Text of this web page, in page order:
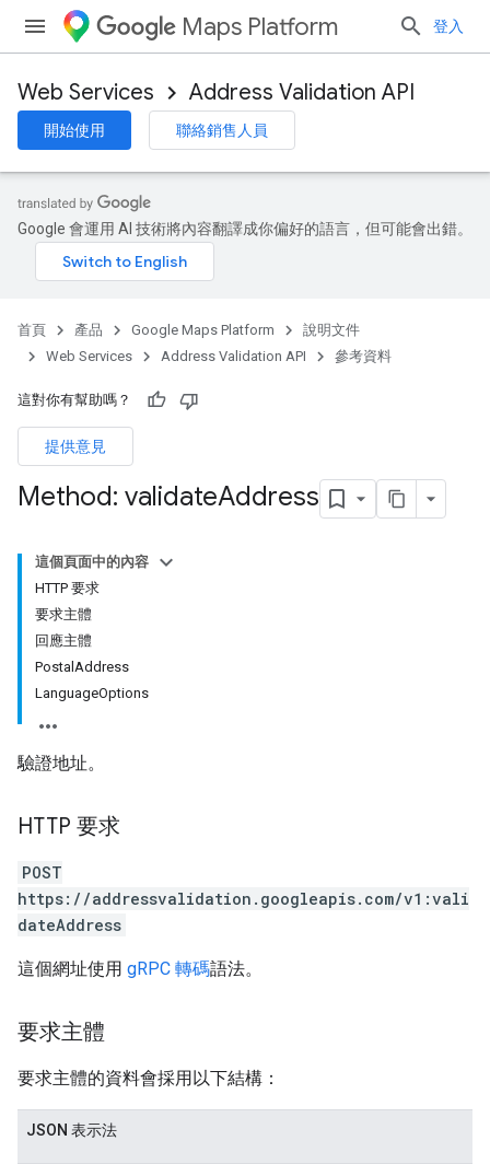
Maps Platform 登入
Web Services Address Validation API
開始使用 聯絡銷售人員
Google 會運用 AI 技術將內容翻譯成你偏好的語言，但可能會出錯。
首頁 產品 Google Maps Platform
說明文件
Web Services
Address Validation API 參考資料
這對你有幫助嗎？
提供意見
Method: validateAddress
這個頁面中的內容
HTTP 要求
要求主體
回應主體
PostalAddress
LanguageOptions
驗證地址。
HTTP 要求
POST
https://addressvalidation.googleapis.com/v1:vali
dateAddress
這個網址使用 gRPC 轉碼語法。
要求主體
要求主體的資料會採用以下結構：
JSON 表示法